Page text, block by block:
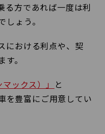
る方であれば一度は利
ょう。
における利点や、契
。
ックス）」
と
を豊富にご用意してい